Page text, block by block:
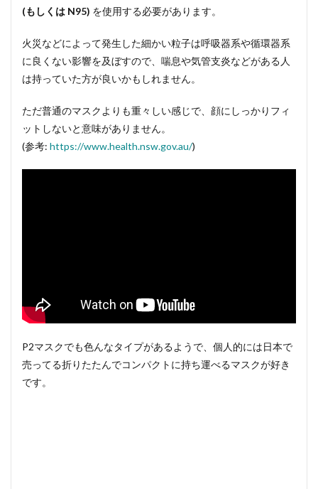
(もしくは N95) を使用する必要があります。
火災などによって発生した細かい粒子は呼吸器系や循環器系
に良くない影響を及ぼすので、喘息や気管支炎などがある人
は持っていた方が良いかもしれません。
ただ普通のマスクよりも重々しい感じで、顔にしっかりフィ
ットしないと意味がありません。
(参考: https://www.health.nsw.gov.au/)
P2マスクでも色んなタイプがあるようで、個人的には日本で
売ってる折りたたんでコンパクトに持ち運べるマスクが好き
です。